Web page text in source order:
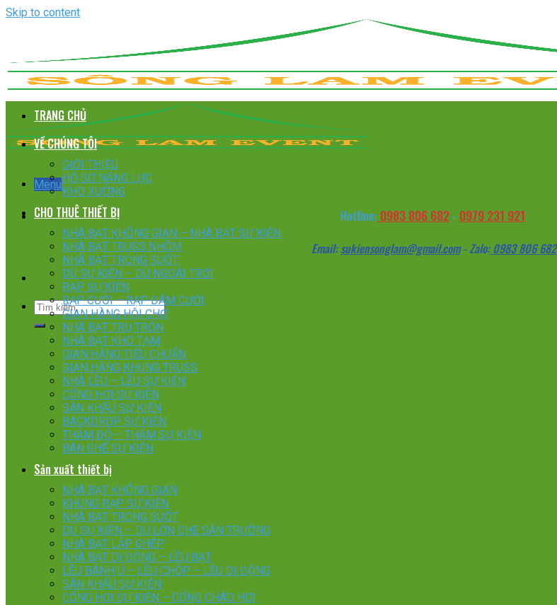
Skip to content
Menu
Hotline:0983 806 682- 0979 231 921
Email:sukiensonglam@gmail.com- Zalo:0983 806 682
TRANG CHỦ
VỀ CHÚNG TÔI
GIỚI THIỆU
HỒ SƠ NĂNG LỰC
KHO XƯỞNG
CHO THUÊ THIẾT BỊ
NHÀ BẠT KHÔNG GIAN – NHÀ BẠT SỰ KIỆN
NHÀ BẠT TRUSS NHÔM
NHÀ BẠT TRONG SUỐT
DÙ SỰ KIỆN – DÙ NGOÀI TRỜI
RẠP SỰ KIỆN
RẠP CƯỚI – RẠP ĐÁM CƯỚI
GIAN HÀNG HỘI CHỢ
NHÀ BẠT TRỤ TRÒN
NHÀ BẠT KHO TẠM
GIAN HÀNG TIÊU CHUẨN
GIAN HÀNG KHUNG TRUSS
NHÀ LỀU – LỀU SỰ KIỆN
CỔNG HƠI SỰ KIỆN
SÂN KHẤU SỰ KIỆN
BACKDROP SỰ KIỆN
THẢM ĐỎ – THẢM SỰ KIỆN
BÀN GHẾ SỰ KIỆN
Sản xuất thiết bị
NHÀ BẠT KHÔNG GIAN
KHUNG RẠP SỰ KIỆN
NHÀ BẠT TRONG SUỐT
DÙ SỰ KIỆN – DÙ LỚN CHE SÂN TRƯỜNG
NHÀ BẠT LẮP GHÉP
NHÀ BẠT DI ĐỘNG – LỀU BẠT
LỀU BÁNH Ú – LỀU CHÓP – LỀU DI ĐỘNG
SÂN KHẤU SỰ KIỆN
CỔNG HƠI SỰ KIỆN – CỔNG CHÀO HƠI